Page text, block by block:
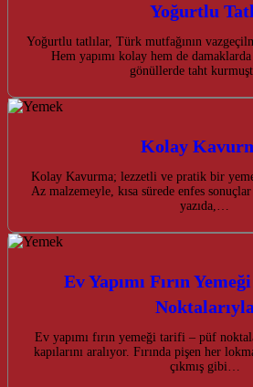
Yoğurtlu
Yoğurtlu tatlılar, Türk mutfağının
Hem yapımı kolay hem de damaklarda
gönüllerde taht
Kolay
Kolay Kavurma; lezzetli ve pratik bir
Az malzemeyle, kısa sürede enfes
yazıda,…
Ev Yapımı Fırın
Noktalarıyla
Ev yapımı fırın yemeği tarifi – püf
kapılarını aralıyor. Fırında pişen her
çıkmış gibi…